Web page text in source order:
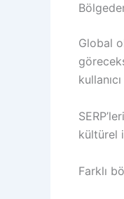
Global
kültürel
Farklı